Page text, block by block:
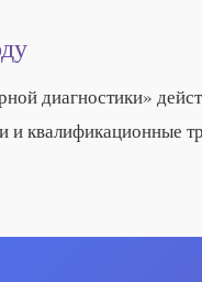
диагностики»